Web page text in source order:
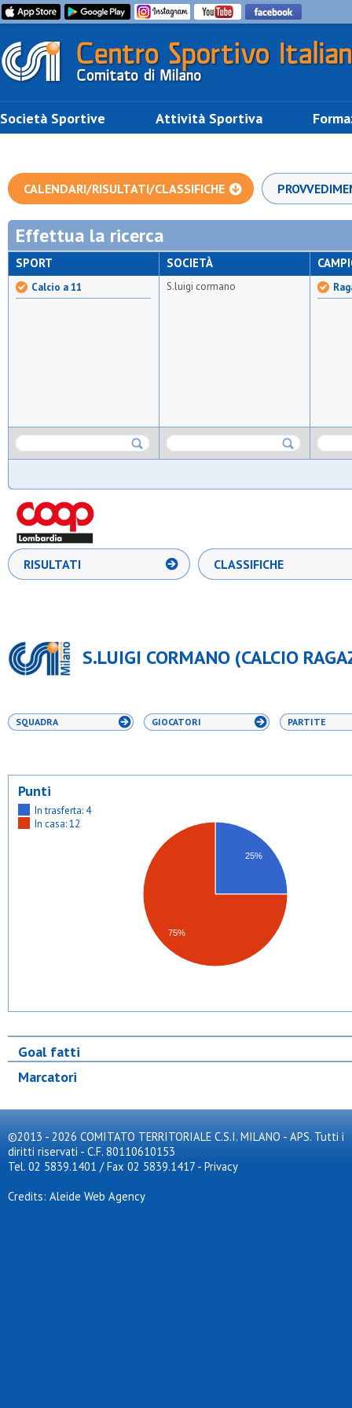
Società Sportive Attività Sportiva
CALENDARI/RISULTATI/CLASSIFICHE
Effettua la ricerca
SPORT
Calcio a 11
SOCIETÀ
S.luigi cormano
RISULTATI CLASSIFICHE
S.LUIGI CORMANO (CALCIO
SQUADRA GIOCATORI PARTITE
25%
75%
Punti
In trasferta: 4
In casa: 12
Goal fatti
Marcatori
©2013 - 2026 COMITATO TERRITORIALE C.S.I. MILANO - APS. Tutti i
diritti riservati - C.F. 80110610153
Tel. 02 5839.1401 / Fax 02 5839.1417 - Privacy
Credits: Aleide Web Agency